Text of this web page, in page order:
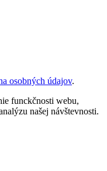
osobných údajov.
funckčnosti webu,
našej návštevnosti.